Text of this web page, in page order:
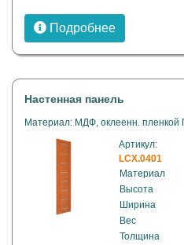
Подробнее
Настенная панель
Материал: МДФ, оклеенн. пленкой
Артикул:
LCX.0401
Материал
Высота
Ширина
Вес
Толщина